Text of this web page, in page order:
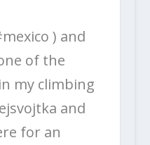
mexico ) and
of the
my climbing
and
for an